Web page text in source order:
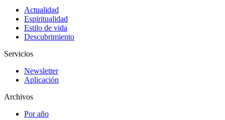
Actualidad
Espiritualidad
Estilo de vida
Descubrimiento
Servicios
Newsletter
Aplicación
Archivos
Por año